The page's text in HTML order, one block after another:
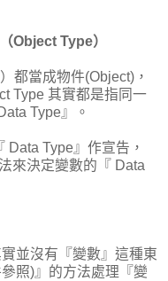
Object Type）
都當成物件(Object)，
Type 其實都是指同一
Type』。
Type』作宣告，
來決定變數的『 Data
並沒有『變數』這種東
照)』的方法處理『變